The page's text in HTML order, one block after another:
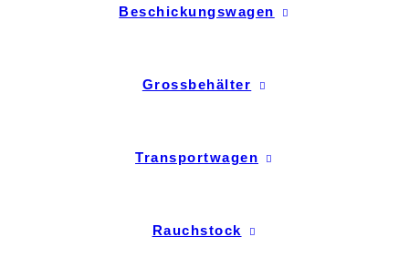
Beschickungswagen
Grossbehälter
Transportwagen
Rauchstock